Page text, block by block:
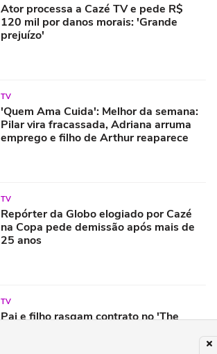
Ator processa a Cazé TV e pede R$
120 mil por danos morais: 'Grande
prejuízo'
TV
'Quem Ama Cuida': Melhor da semana:
Pilar vira fracassada, Adriana arruma
emprego e filho de Arthur reaparece
TV
Repórter da Globo elogiado por Cazé
na Copa pede demissão após mais de
25 anos
TV
Pai e filho rasgam contrato no 'The